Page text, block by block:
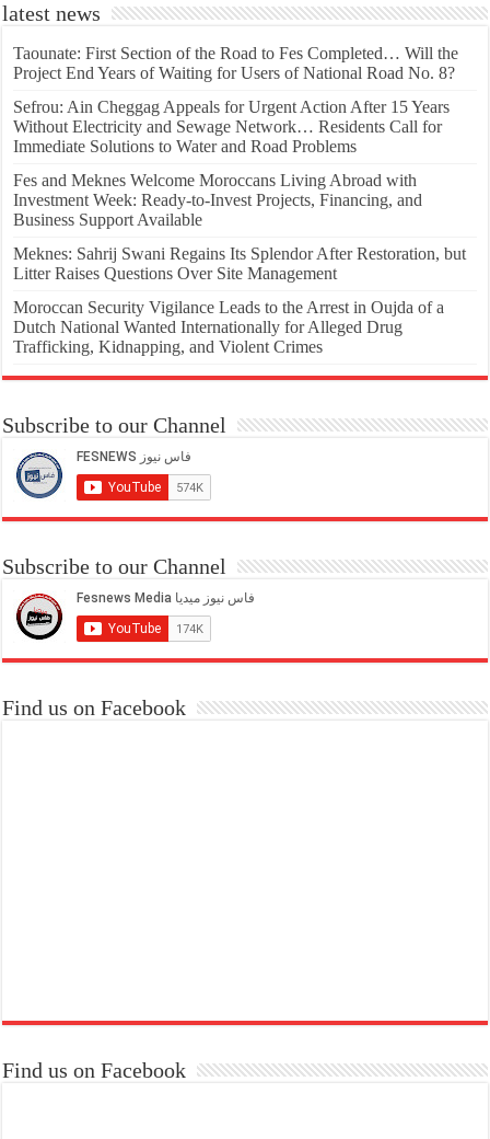
latest news
Taounate: First Section of the Road to Fes Completed… Will the
Project End Years of Waiting for Users of National Road No. 8?
Sefrou: Ain Cheggag Appeals for Urgent Action After 15 Years
Without Electricity and Sewage Network… Residents Call for
Immediate Solutions to Water and Road Problems
Fes and Meknes Welcome Moroccans Living Abroad with
Investment Week: Ready-to-Invest Projects, Financing, and
Business Support Available
Meknes: Sahrij Swani Regains Its Splendor After Restoration, but
Litter Raises Questions Over Site Management
Moroccan Security Vigilance Leads to the Arrest in Oujda of a
Dutch National Wanted Internationally for Alleged Drug
Trafficking, Kidnapping, and Violent Crimes
Subscribe to our Channel
Subscribe to our Channel
Find us on Facebook
Find us on Facebook